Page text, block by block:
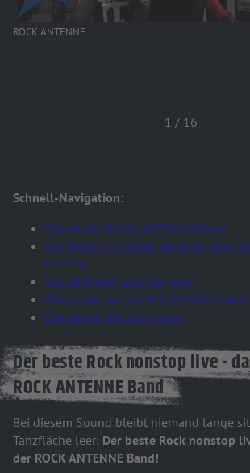
ROCK ANTENNE
1 / 16
Schnell-Navigation:
Das ist die ROCK ANTENNE Band
Die ROCK ANTENNE Band für eure
buchen
Die nächsten Live-Termine
Fotos von der ROCK ANTENNE
Das sagen die Zuschauer
Der beste Rock nonstop live -
ROCK ANTENNE Band
Bei diesem Sound bleibt niemand lange
Tanzfläche leer: Der beste Rock nonstop
der ROCK ANTENNE Band!